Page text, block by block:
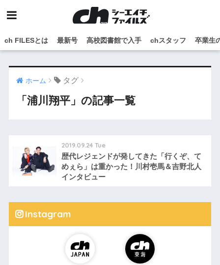
ch FILESとは 最新号 高校図書館で入手 chスタッフ 卒業生
ホーム タグ
「浦川翔平」の記事一覧
2019.09.24 Tue
歴代レジェンドが発してきた「行くぞ、て
めぇら」は重かった！川村壱馬＆吉野北人
インタビュー
Instagram